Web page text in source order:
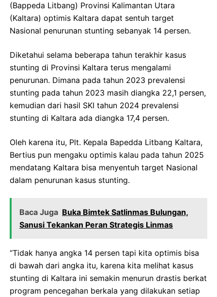
(Bappeda Litbang) Provinsi Kalimantan Utara
(Kaltara) optimis Kaltara dapat sentuh target
Nasional penurunan stunting sebanyak 14 persen.
Diketahui selama beberapa tahun terakhir kasus
stunting di Provinsi Kaltara terus mengalami
penurunan. Dimana pada tahun 2023 prevalensi
stunting pada tahun 2023 masih diangka 22,1 persen,
kemudian dari hasil SKI tahun 2024 prevalensi
stunting di Kaltara ada diangka 17,4 persen.
Oleh karena itu, Plt. Kepala Bapedda Litbang Kaltara,
Bertius pun mengaku optimis kalau pada tahun 2025
mendatang Kaltara bisa menyentuh target Nasional
dalam penurunan kasus stunting.
Baca Juga Buka Bimtek Satlinmas Bulungan,
Sanusi Tekankan Peran Strategis Linmas
“Tidak hanya angka 14 persen tapi kita optimis bisa
di bawah dari angka itu, karena kita melihat kasus
stunting di Kaltara ini semakin menurun drastis berkat
program pencegahan berkala yang dilakukan setiap